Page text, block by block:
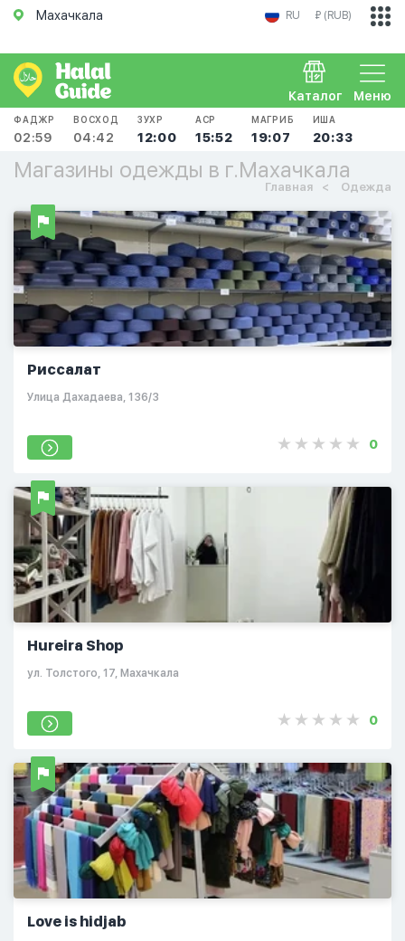
Махачкала RU ₽ (RUB)
Меню
Каталог
ФАДЖР
02:59
ВОСХОД
04:42
ЗУХР
12:00
АСР
15:52
МАГРИБ
19:07
ИША
20:33
Магазины одежды в г.Махачкала
Главная Одежда
Риссалат
​Улица Дахадаева, 136/3
0
Hureira Shop
ул. Толстого, 17, Махачкала
0
Love is hidjab